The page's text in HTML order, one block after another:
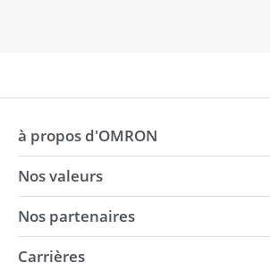
à propos d'OMRON
Les principes d'OMRON
Présence mondiale
Environnement
Nos valeurs
Vision
Nos partenaires
Partenaires solution
Carrières